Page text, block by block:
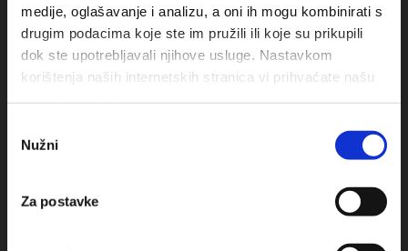
medije, oglašavanje i analizu, a oni ih mogu kombinirati s
drugim podacima koje ste im pružili ili koje su prikupili
dok ste upotrebljavali njihove usluge. Nastavkom
korištenja naših internetskih stranica vi prihvaćate našu
pristanka
Nužni
Za postavke
Obala sv. Nikole 31, Baška Voda
+385(0)21 620713
+385(0)21 678754
info@baskavoda.hr